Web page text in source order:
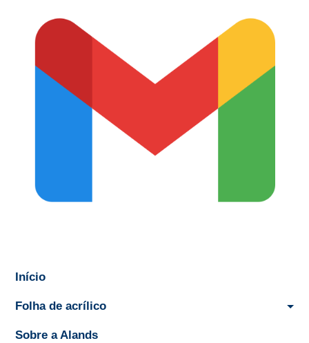
Início
Folha de acrílico
Sobre a Alands